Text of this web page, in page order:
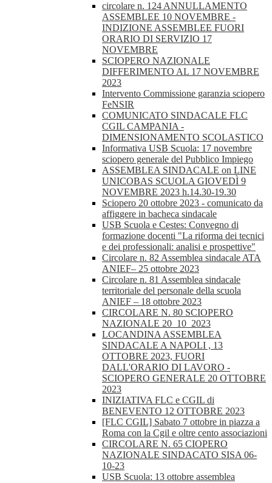
circolare n. 124 ANNULLAMENTO
ASSEMBLEE 10 NOVEMBRE -
INDIZIONE ASSEMBLEE FUORI
ORARIO DI SERVIZIO 17
NOVEMBRE
SCIOPERO NAZIONALE
DIFFERIMENTO AL 17 NOVEMBRE
2023
Intervento Commissione garanzia sciopero
FeNSIR
COMUNICATO SINDACALE FLC
CGIL CAMPANIA -
DIMENSIONAMENTO SCOLASTICO
Informativa USB Scuola: 17 novembre
sciopero generale del Pubblico Impiego
ASSEMBLEA SINDACALE on LINE
UNICOBAS SCUOLA GIOVEDÌ 9
NOVEMBRE 2023 h.14.30-19.30
Sciopero 20 ottobre 2023 - comunicato da
affiggere in bacheca sindacale
USB Scuola e Cestes: Convegno di
formazione docenti "La riforma dei tecnici
e dei professionali: analisi e prospettive"
Circolare n. 82 Assemblea sindacale ATA
ANIEF– 25 ottobre 2023
Circolare n. 81 Assemblea sindacale
territoriale del personale della scuola
ANIEF – 18 ottobre 2023
CIRCOLARE N. 80 SCIOPERO
NAZIONALE 20_10_2023
LOCANDINA ASSEMBLEA
SINDACALE A NAPOLI , 13
OTTOBRE 2023, FUORI
DALL'ORARIO DI LAVORO -
SCIOPERO GENERALE 20 OTTOBRE
2023
INIZIATIVA FLC e CGIL di
BENEVENTO 12 OTTOBRE 2023
[FLC CGIL] Sabato 7 ottobre in piazza a
Roma con la Cgil e oltre cento associazioni
CIRCOLARE N. 65 CIOPERO
NAZIONALE SINDACATO SISA 06-
10-23
USB Scuola: 13 ottobre assemblea